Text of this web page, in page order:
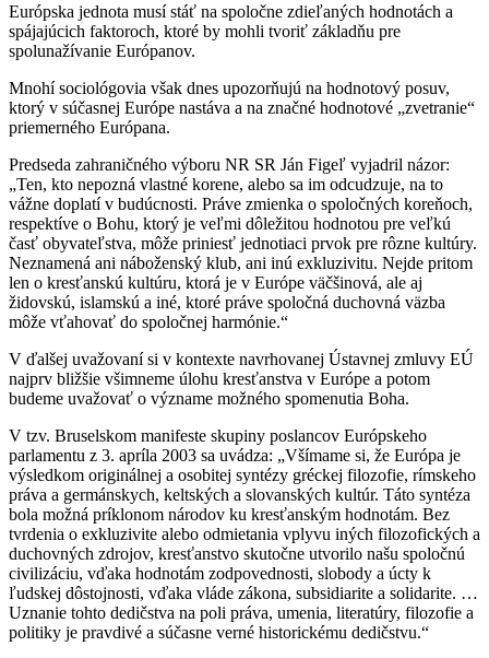
Európska jednota musí stáť na spoločne zdieľaných hodnotách a
spájajúcich faktoroch, ktoré by mohli tvoriť základňu pre
spolunažívanie Európanov.
Mnohí sociológovia však dnes upozorňujú na hodnotový posuv,
ktorý v súčasnej Európe nastáva a na značné hodnotové „zvetranie“
priemerného Európana.
Predseda zahraničného výboru NR SR Ján Figeľ vyjadril názor:
„Ten, kto nepozná vlastné korene, alebo sa im odcudzuje, na to
vážne doplatí v budúcnosti. Práve zmienka o spoločných koreňoch,
respektíve o Bohu, ktorý je veľmi dôležitou hodnotou pre veľkú
časť obyvateľstva, môže priniesť jednotiaci prvok pre rôzne kultúry.
Neznamená ani náboženský klub, ani inú exkluzivitu. Nejde pritom
len o kresťanskú kultúru, ktorá je v Európe väčšinová, ale aj
židovskú, islamskú a iné, ktoré práve spoločná duchovná väzba
môže vťahovať do spoločnej harmónie.“
V ďalšej uvažovaní si v kontexte navrhovanej Ústavnej zmluvy EÚ
najprv bližšie všimneme úlohu kresťanstva v Európe a potom
budeme uvažovať o význame možného spomenutia Boha.
V tzv. Bruselskom manifeste skupiny poslancov Európskeho
parlamentu z 3. apríla 2003 sa uvádza: „Všímame si, že Európa je
výsledkom originálnej a osobitej syntézy gréckej filozofie, rímskeho
práva a germánskych, keltských a slovanských kultúr. Táto syntéza
bola možná príklonom národov ku kresťanským hodnotám. Bez
tvrdenia o exkluzivite alebo odmietania vplyvu iných filozofických a
duchovných zdrojov, kresťanstvo skutočne utvorilo našu spoločnú
civilizáciu, vďaka hodnotám zodpovednosti, slobody a úcty k
ľudskej dôstojnosti, vďaka vláde zákona, subsidiarite a solidarite. …
Uznanie tohto dedičstva na poli práva, umenia, literatúry, filozofie a
politiky je pravdivé a súčasne verné historickému dedičstvu.“